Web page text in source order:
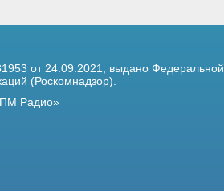
от 24.09.2021,
выдано
(Роскомнадзор).
Радио»